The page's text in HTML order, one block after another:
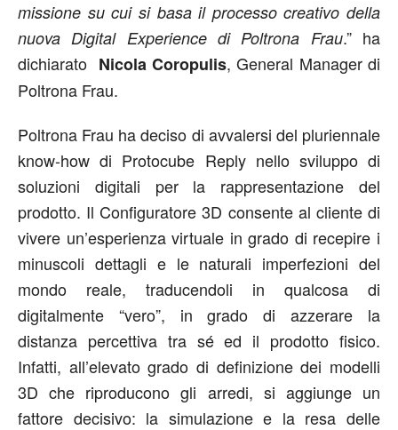
missione su cui si basa il processo creativo della
nuova Digital Experience di Poltrona Frau.” ha
dichiarato Nicola Coropulis, General Manager di
Poltrona Frau.
Poltrona Frau ha deciso di avvalersi del pluriennale
know-how di Protocube Reply nello sviluppo di
soluzioni digitali per la rappresentazione del
prodotto. Il Configuratore 3D consente al cliente di
vivere un’esperienza virtuale in grado di recepire i
minuscoli dettagli e le naturali imperfezioni del
mondo reale, traducendoli in qualcosa di
digitalmente “vero”, in grado di azzerare la
distanza percettiva tra sé ed il prodotto fisico.
Infatti, all’elevato grado di definizione dei modelli
3D che riproducono gli arredi, si aggiunge un
fattore decisivo: la simulazione e la resa delle